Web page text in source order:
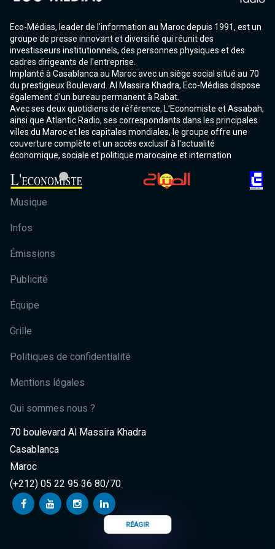
RÉAGIR
Eco-Médias, leader de l'information au Maroc depuis 1991, est un
groupe de presse innovant et diversifié qui réunit des
investisseurs institutionnels, des personnes physiques et des
cadres dirigeants de l'entreprise.
Implanté à Casablanca au Maroc avec un siège social situé au 70
du prestigieux Boulevard. Al Massira Khadra, Eco-Médias dispose
également d'un bureau permanent à Rabat.
Avec ses deux quotidiens de référence, L'Economiste et Assabah,
ainsi que Atlantic Radio, ses correspondants dans les principales
villes du Maroc et les capitales mondiales, le groupe offre une
couverture complète et un accès exclusif à l'actualité
économique, sociale et politique marocaine et internation
Musique
Infos
Émissions
Publicité
Équipe
Grille
Politiques de confidentialité
Mentions légales
Qui sommes nous ?
70 boulevard Al Massira Khadra
Casablanca
Maroc
(+212) 05 22 95 36 80/70